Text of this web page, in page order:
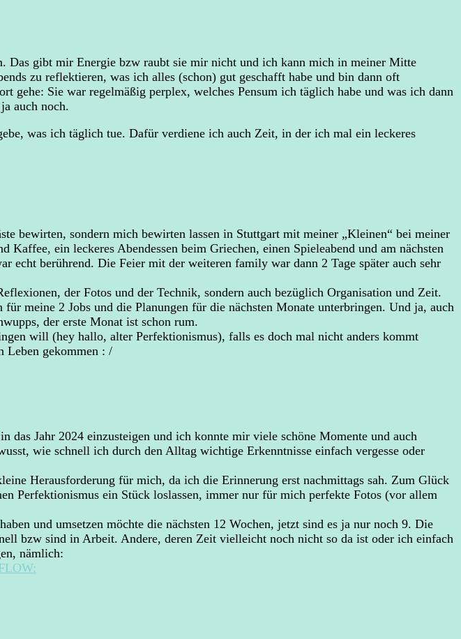
Das gibt mir Energie bzw raubt sie mir nicht und ich kann mich in meiner Mitte
zu reflektieren, was ich alles (schon) gut geschafft habe und bin dann oft
gehe: Sie war regelmäßig perplex, welches Pensum ich täglich habe und was ich dann
auch noch.
was ich täglich tue. Dafür verdiene ich auch Zeit, in der ich mal ein leckeres
bewirten, sondern mich bewirten lassen in Stuttgart mit meiner „Kleinen“ bei meiner
ein leckeres Abendessen beim Griechen, einen Spieleabend und am nächsten
berührend. Die Feier mit der weiteren family war dann 2 Tage später auch sehr
der Fotos und der Technik, sondern auch bezüglich Organisation und Zeit.
meine 2 Jobs und die Planungen für die nächsten Monate unterbringen. Und ja, auch
der erste Monat ist schon rum.
will (hey hallo, alter Perfektionismus), falls es doch mal nicht anders kommt
Leben gekommen : /
Jahr 2024 einzusteigen und ich konnte mir viele schöne Momente und auch
wie schnell ich durch den Alltag wichtige Erkenntnisse einfach vergesse oder
Herausforderung für mich, da ich die Erinnerung erst nachmittags sah. Zum Glück
Perfektionismus ein Stück loslassen, immer nur für mich perfekte Fotos (vor allem
und umsetzen möchte die nächsten 12 Wochen, jetzt sind es ja nur noch 9. Die
bzw sind in Arbeit. Andere, deren Zeit vielleicht noch nicht so da ist oder ich einfach
nämlich: